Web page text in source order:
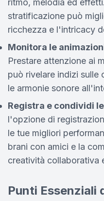
ritmo, melodia ed
stratificazione può
ricchezza e l'intricacy
Monitora le
Prestare attenzione ai
può rivelare indizi sulle
le armonie sonore
Registra e condividi
l'opzione di
le tue migliori
brani con amici e la
creatività collaborativa
Punti Essenziali